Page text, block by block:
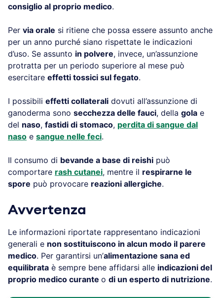
consiglio al proprio medico.
Per via orale si ritiene che possa essere assunto anche
per un anno purché siano rispettate le indicazioni
d’uso. Se assunto in polvere, invece, un’assunzione
protratta per un periodo superiore al mese può
esercitare effetti tossici sul fegato.
I possibili effetti collaterali dovuti all’assunzione di
ganoderma sono secchezza delle fauci, della gola e
del naso, fastidi di stomaco, perdita di sangue dal
naso e sangue nelle feci.
Il consumo di bevande a base di reishi può
comportare rash cutanei, mentre il respirarne le
spore può provocare reazioni allergiche.
Avvertenza
Le informazioni riportate rappresentano indicazioni
generali e non sostituiscono in alcun modo il parere
medico. Per garantirsi un’alimentazione sana ed
equilibrata è sempre bene affidarsi alle indicazioni del
proprio medico curante o di un esperto di nutrizione.